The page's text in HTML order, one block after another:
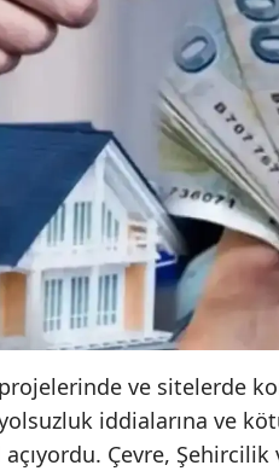
ve sitelerde
iddialarına ve
Çevre,